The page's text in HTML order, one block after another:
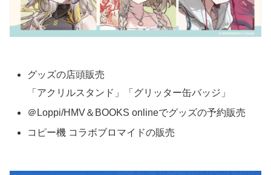
グッズの店頭販売
「アクリルスタンド」「グリッター缶バッジ」
＠Loppi/HMV＆BOOKS onlineでグッズの予約販売
コピー機 コラボブロマイドの販売